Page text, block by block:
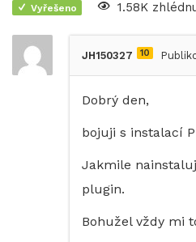
Vyřešeno 1.58K
JH150327 10
Dobrý den,
bojuji s instalací
Jakmile
plugin.
Bohužel vždy mi